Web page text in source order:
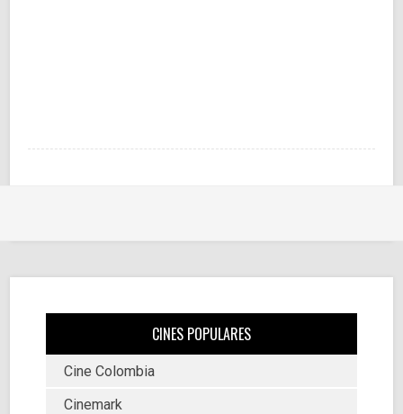
CINES POPULARES
Cine Colombia
Cinemark